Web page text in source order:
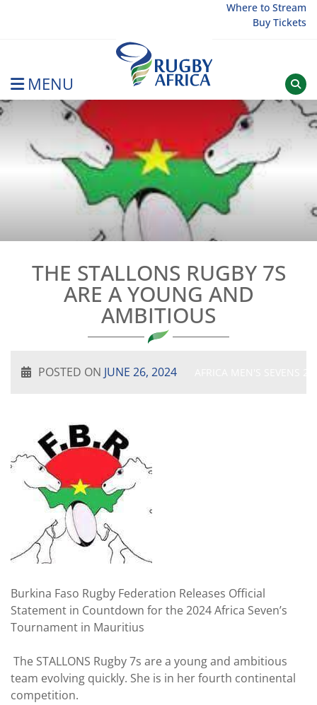
Where to Stream
Buy Tickets
MENU
THE STALLONS RUGBY 7S
ARE A YOUNG AND
AMBITIOUS
POSTED ON JUNE 26, 2024
Burkina Faso Rugby Federation Releases Official
Statement in Countdown for the 2024 Africa Seven’s
Tournament in Mauritius
The STALLONS Rugby 7s are a young and ambitious
team evolving quickly. She is in her fourth continental
competition.